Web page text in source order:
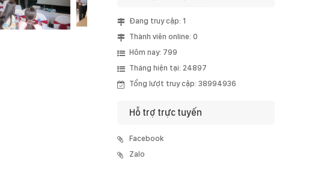
Đang truy cập: 1
Thành viên online: 0
Hôm nay: 799
Tháng hiện tại: 24897
Tổng lượt truy cập: 38994936
Hỗ trợ trực tuyến
Facebook
Zalo